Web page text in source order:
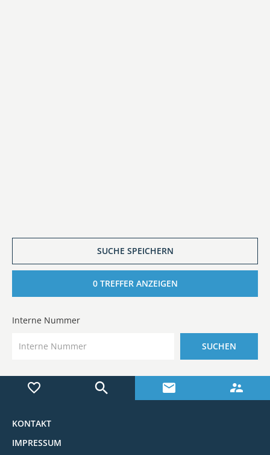
SUCHE SPEICHERN
0TREFFER ANZEIGEN
Interne Nummer
SUCHEN
KONTAKT
IMPRESSUM